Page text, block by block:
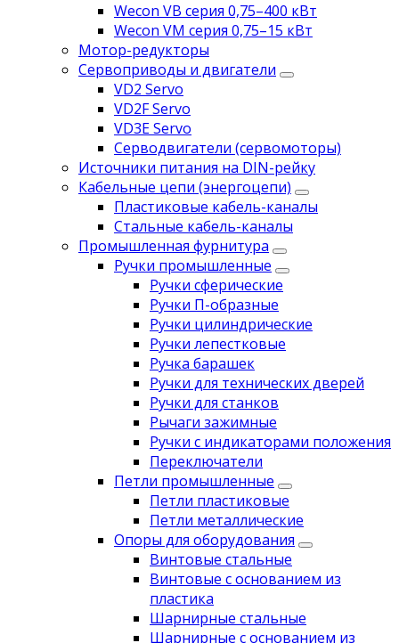
Wecon VB серия 0,75–400 кВт
Wecon VM серия 0,75–15 кВт
Мотор-редукторы
Сервоприводы и двигатели
VD2 Servo
VD2F Servo
VD3E Servo
Серводвигатели (сервомоторы)
Источники питания на DIN-рейку
Кабельные цепи (энергоцепи)
Пластиковые кабель-каналы
Стальные кабель-каналы
Промышленная фурнитура
Ручки промышленные
Ручки сферические
Ручки П-образные
Ручки цилиндрические
Ручки лепестковые
Ручка барашек
Ручки для технических дверей
Ручки для станков
Рычаги зажимные
Ручки с индикаторами положения
Переключатели
Петли промышленные
Петли пластиковые
Петли металлические
Опоры для оборудования
Винтовые стальные
Винтовые с основанием из
пластика
Шарнирные стальные
Шарнирные с основанием из